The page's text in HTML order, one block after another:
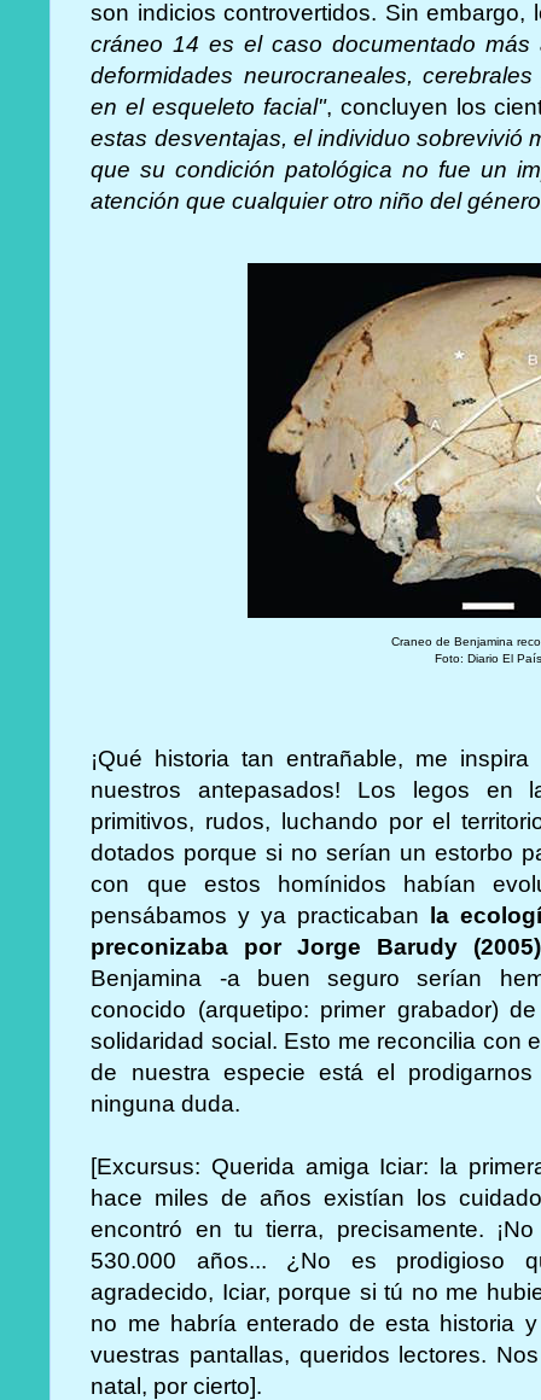
son indicios controvertidos. Sin
cráneo 14 es el caso documentado más
deformidades neurocraneales,
en el esqueleto facial", concluyen los
estas desventajas, el individuo sobrevivió
que su condición patológica no fue un
atención que cualquier otro niño del
Craneo de Benjamina
Foto: Diario El
¡Qué historia tan entrañable, me
nuestros antepasados! Los legos en
primitivos, rudos, luchando por el
dotados porque si no serían un estorbo
con que estos homínidos habían
pensábamos y ya practicaban la
preconizaba por Jorge Barudy
Benjamina -a buen seguro serían
conocido (arquetipo: primer grabador)
solidaridad social. Esto me reconcilia con
de nuestra especie está el
ninguna duda.
[Excursus: Querida amiga Iciar: la
hace miles de años existían los
encontró en tu tierra, precisamente.
530.000 años... ¿No es prodigioso
agradecido, Iciar, porque si tú no me
no me habría enterado de esta historia
vuestras pantallas, queridos lectores.
natal, por cierto].